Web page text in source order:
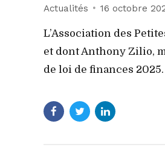
Actualités 16 octobre
L’Association des
et dont Anthony Zilio,
de loi de finances